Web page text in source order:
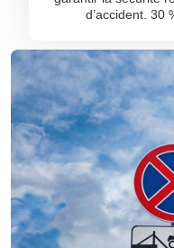
d’accident. 30